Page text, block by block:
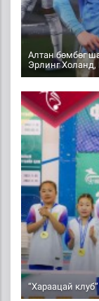
Алтан бөмбөг
Эрлинг
“Хараацай